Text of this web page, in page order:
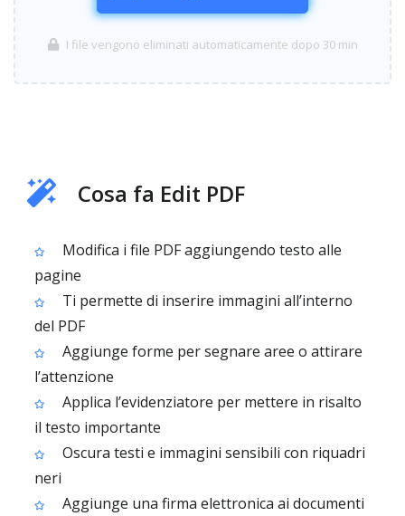
I file vengono eliminati automaticamente dopo 30 min
Cosa fa Edit PDF
Modifica i file PDF aggiungendo testo alle
pagine
Ti permette di inserire immagini all’interno
del PDF
Aggiunge forme per segnare aree o attirare
l’attenzione
Applica l’evidenziatore per mettere in risalto
il testo importante
Oscura testi e immagini sensibili con riquadri
neri
Aggiunge una firma elettronica ai documenti